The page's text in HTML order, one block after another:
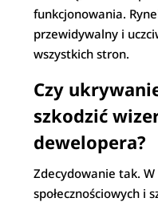
funkcjonowania.
przewidywalny i
wszystkich stron.
Czy
szkodzić
dewelopera?
Zdecydowanie tak.
społecznościowych i